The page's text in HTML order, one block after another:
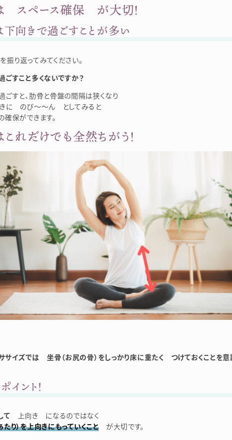
スペース確保 が大切！
向きで過ごすことが多い
振り返ってみてください。
ごすこと多くないですか？
ごすと、肋骨と骨盤の間隔は狭くなり
に のび～～ん としてみると
確保ができます。
これだけでも全然ちがう！
サイズでは 坐骨（お尻の骨）をしっかり床に重たく つけておくことを意
イント！
て 上向き になるのではなく
たり）を上向きにもっていくこと が大切です。